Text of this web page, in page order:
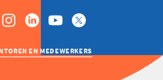
EN MEDEWERKERS